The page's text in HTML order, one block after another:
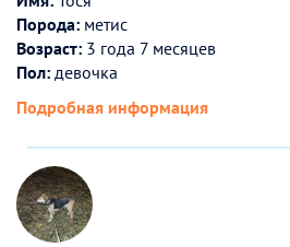
Порода: метис
Возраст: 3 года 7 месяцев
Пол: девочка
Подробная информация